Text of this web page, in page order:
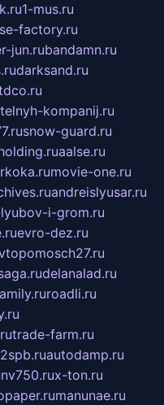
1-mus.ru
factory.ru
jun.rubandamn.ru
darksand.ru
kompanij.ru
snow-guard.ru
aalse.ru
movie-one.ru
andreislyusar.ru
i-grom.ru
evro-dez.ru
delanalad.ru
roadli.ru
trade-farm.ru
autodamp.ru
nv750.rux-ton.ru
manunae.ru